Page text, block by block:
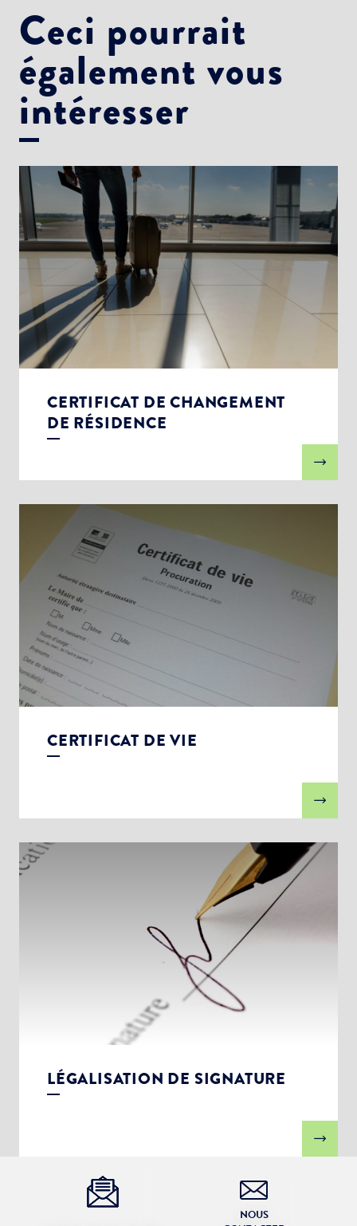
Ceci pourrait
également vous
intéresser
CERTIFICAT DE CHANGEMENT
DE RÉSIDENCE
CERTIFICAT DE VIE
LÉGALISATION DE SIGNATURE
NOUS